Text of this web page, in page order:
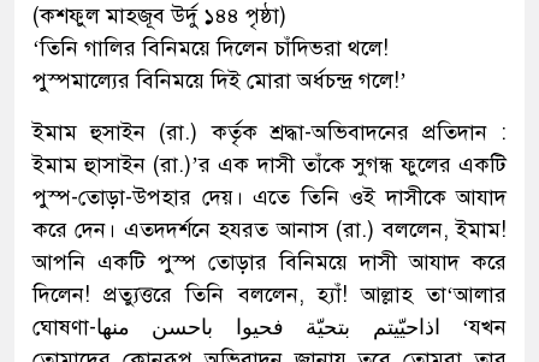
(কশফুল মাহজূব উর্দু ১৪৪ পৃষ্ঠা)
‘তিনি গালির বিনিময়ে দিলেন চাঁদিভরা থলে!
পুস্পমাল্যের বিনিময়ে দিই মোরা অর্ধচন্দ্র গলে!’
ইমাম হুসাইন (রা.) কর্তৃক শ্রদ্ধা-অভিবাদনের প্রতিদান :
ইমাম হুাসাইন (রা.)’র এক দাসী তাঁকে সুগন্ধ ফুলের একটি
পুস্প-তোড়া-উপহার দেয়। এতে তিনি ওই দাসীকে আযাদ
করে দেন। এতদদর্শনে হযরত আনাস (রা.) বললেন, ইমাম!
আপনি একটি পুস্প তোড়ার বিনিময়ে দাসী আযাদ করে
দিলেন! প্রত্যুত্তরে তিনি বললেন, হ্যাঁ! আল্লাহ তা‘আলার
ঘোষণা-اذاحيّيتم بتحيّة فحيوا باحسن منها ‘যখন